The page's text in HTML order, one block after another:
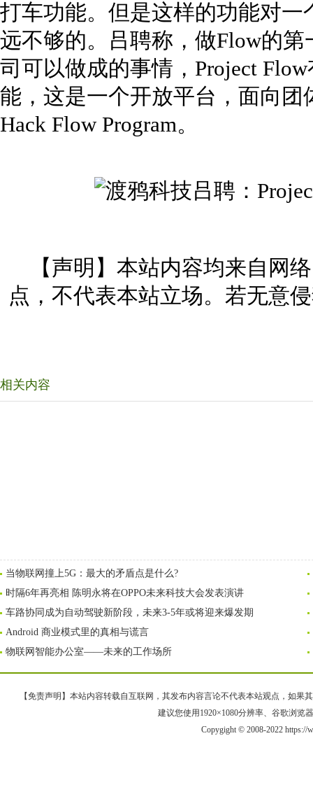
打车功能。但是这样的功能对
远不够的。吕聘称，做Flow的
司可以做成的事情，Project
能，这是一个开放平台，面向
Hack Flow Program。
【声明】本站内容均来自网
点，不代表本站立场。若无意
相关内容
当物联网撞上5G：最大的矛盾点是什么?
时隔6年再亮相 陈明永将在OPPO未来科技大会发表演讲
车路协同成为自动驾驶新阶段，未来3-5年或将迎来爆发期
Android 商业模式里的真相与谎言
物联网智能办公室——未来的工作场所
【免责声明】本站内容转载自互联网，其发布内容言论不代表本站观点，如果
建议您使用1920×1080分辨率、谷歌浏览
Copygight © 2008-2022 https://